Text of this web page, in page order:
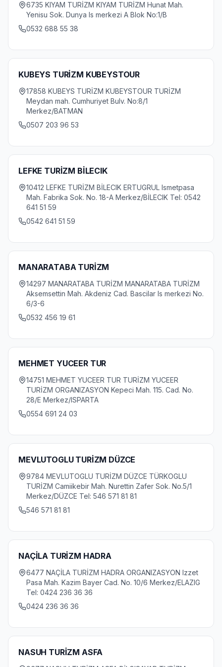
6735 KIYAM TURİZM KIYAM TURİZM Hunat Mah.
Yenisu Sok. Dunya Is merkezi A Blok No:1/B
0532 688 55 38
KUBEYS TURİZM KUBEYSTOUR
17858 KUBEYS TURİZM KUBEYSTOUR TURİZM
Meydan mah. Cumhuriyet Bulv. No:8/1
Merkez/BATMAN
0507 203 96 53
LEFKE TURİZM BİLECIK
10412 LEFKE TURİZM BİLECIK ERTUGRUL Ismetpasa
Mah. Fabrika Sok. No. 18-A Merkez/BİLECIK Tel: 0542
641 51 59
0542 641 51 59
MANARATABA TURİZM
14297 MANARATABA TURİZM MANARATABA TURİZM
Aksemsettin Mah. Akdeniz Cad. Bascilar Is merkezi No.
6/3-6
0532 456 19 61
MEHMET YUCEER TUR
14751 MEHMET YUCEER TUR TURİZM YUCEER
TURİZM ORGANIZASYON Kepeci Mah. 115. Cad. No.
28/E Merkez/ISPARTA
0554 691 24 03
MEVLUTOGLU TURİZM DÜZCE
9784 MEVLUTOGLU TURİZM DÜZCE TÜRKOGLU
TURİZM Camiikebir Mah. Nurettin Zafer Sok. No.5/1
Merkez/DÜZCE Tel: 546 571 81 81
546 571 81 81
NAÇİLA TURİZM HADRA
6477 NAÇİLA TURİZM HADRA ORGANIZASYON Izzet
Pasa Mah. Kazim Bayer Cad. No. 10/6 Merkez/ELAZIG
Tel: 0424 236 36 36
0424 236 36 36
NASUH TURİZM ASFA